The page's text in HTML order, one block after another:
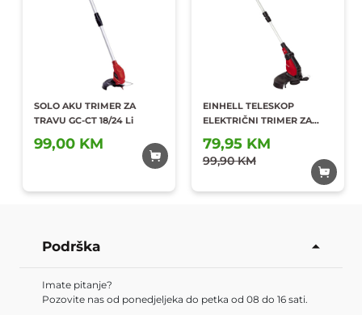
SOLO AKU TRIMER ZA
TRAVU GC-CT 18/24 Li
99,00 KM
Dodaj u
EINHELL TELESKOP
ELEKTRIČNI TRIMER ZA
79,95 KM
99,90 KM
Dodaj u
omiljene
Podrška
Imate pitanje?
Pozovite nas od ponedjeljeka do petka od 08 do 16 sati.